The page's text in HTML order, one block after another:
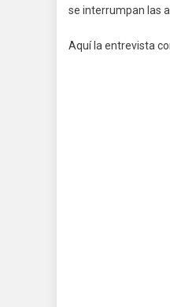
se interrumpan las
Aquí la entrevista